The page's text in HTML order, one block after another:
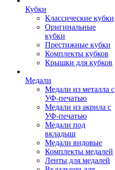
Кубки
Классические кубки
Оригинальные
кубки
Престижные кубки
Комплекты кубков
Крышки для кубков
Медали
Медали из металла с
УФ-печатью
Медали из акрила с
УФ-печатью
Медали под
вкладыш
Медали видовые
Комплекты медалей
Ленты для медалей